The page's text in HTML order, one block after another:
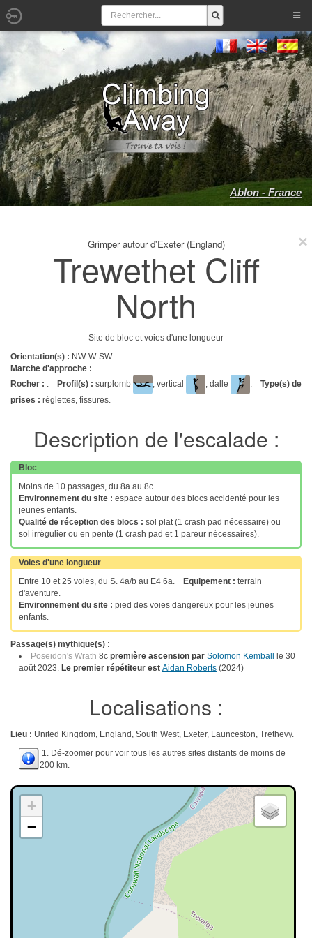
Ablon - France
Grimper autour d'Exeter (England)
Trewethet Cliff
North
Site de bloc et voies d'une longueur
Orientation(s) : NW-W-SW
Marche d'approche :
Rocher : . Profil(s) : surplomb , vertical , dalle . Type(s) de
prises : réglettes, fissures.
Description de l'escalade :
Bloc
Moins de 10 passages, du 8a au 8c.
Environnement du site : espace autour des blocs accidenté pour les
jeunes enfants.
Qualité de réception des blocs : sol plat (1 crash pad nécessaire) ou
sol irrégulier ou en pente (1 crash pad et 1 pareur nécessaires).
Voies d'une longueur
Entre 10 et 25 voies, du S. 4a/b au E4 6a.
Equipement : terrain
d'aventure.
Environnement du site : pied des voies dangereux pour les jeunes
enfants.
Passage(s) mythique(s) :
Poseidon's Wrath 8c première ascension par Solomon Kemball
le 30
août 2023. Le premier répétiteur est Aidan Roberts (2024)
Localisations :
Lieu : United Kingdom, England, South West, Exeter, Launceston, Trethevy.
1. Dé-zoomer pour voir tous les autres sites distants de moins de
200 km.
+
−